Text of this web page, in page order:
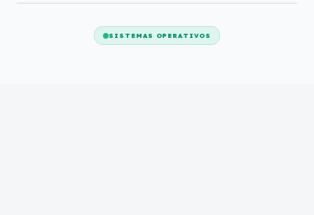
SISTEMAS OPERATIVOS